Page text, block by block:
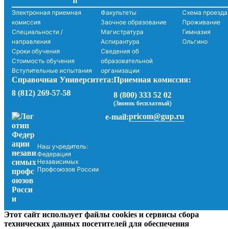
Электронная приемная
комиссия
Специальности /
направления
Сроки обучения
Стоимость обучения
Вступительные испытания
Факультеты
Заочное образование
Магистратура
Аспирантура
Сведения об
образовательной
организации
Схема проезда
Проживание
Гимназия
Ольгино
Справочная Университета:
8 (812) 269-57-58
Приемная комиссия:
8 (800) 333 52 02
(Звонок бесплатный)
Наш учредитель:
Федерация
Независимых
Профсоюзов России
e-mail:pricom@gup.ru
Этот сайт использует файлы cookies и сервисы сбора
технических данных посетителей для обеспечения